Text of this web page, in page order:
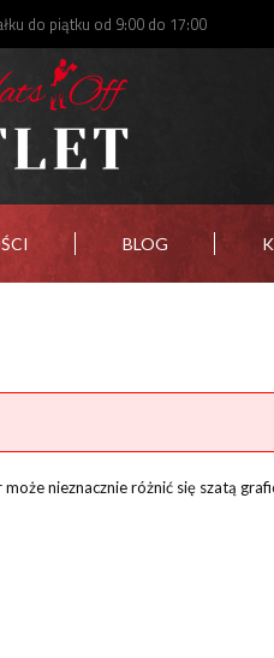
do piątku od 9:00 do 17:00
BLOG
nieznacznie różnić się szatą